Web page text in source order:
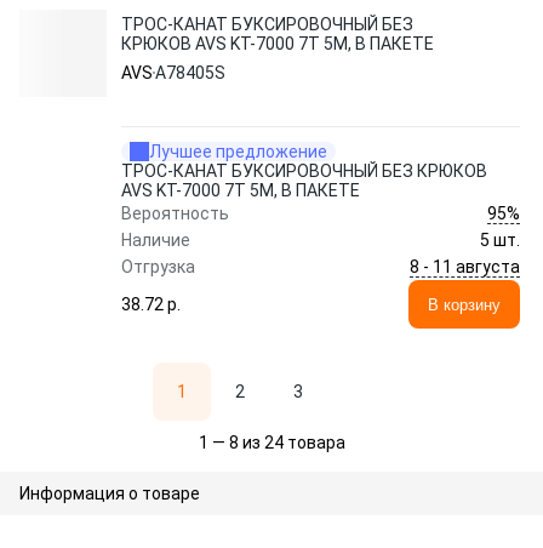
ТРОС-КАНАТ БУКСИРОВОЧНЫЙ БЕЗ
КРЮКОВ AVS KT-7000 7Т 5М, В ПАКЕТЕ
AVSA78405S
Лучшее предложение
ТРОС-КАНАТ БУКСИРОВОЧНЫЙ БЕЗ КРЮКОВ
AVS KT-7000 7Т 5М, В ПАКЕТЕ
Вероятность
95%
Наличие
5 шт.
Отгрузка
8 - 11 августа
38.72 p.
В корзину
1 2 3
1 — 8 из 24 товара
Информация о товаре